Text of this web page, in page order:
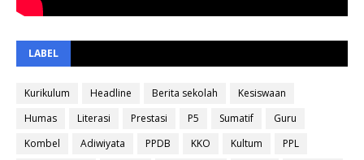
LABEL
Kurikulum Headline Berita sekolah
Kesiswaan
Humas
Literasi Prestasi P5 Sumatif
Guru
Kombel
Adiwiyata PPDB KKO Kultum
PPL